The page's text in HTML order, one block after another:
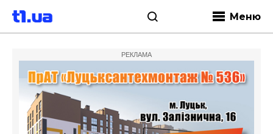
Меню
РЕКЛАМА